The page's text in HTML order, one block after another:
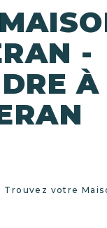
-
À
votre